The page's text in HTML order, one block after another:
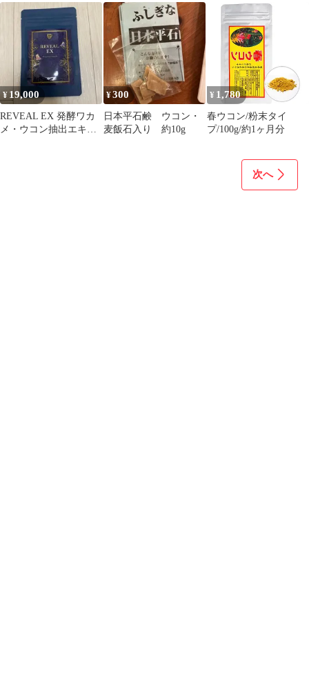
食品】3種混合ウコン＋
シークヮーサーエキス
約1ヶ月分【送料無料】
SODクルクミン 発酵
イソフラボン
¥ 19,000
REVEAL EX 発酵ワカ
メ・ウコン抽出エキス
¥300
日本平石鹸 ウコン・
麦飯石入り 約10g
¥ 1,780
春ウコン/粉末タイ
プ/100g/約1ヶ月分
次へ